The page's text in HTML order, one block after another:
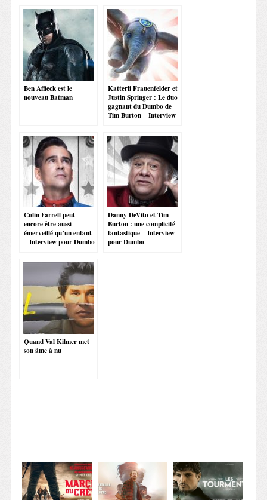
Ben Affleck est le
nouveau Batman
Katterli Frauenfelder et
Justin Springer : Le duo
gagnant du Dumbo de
Tim Burton – Interview
Colin Farrell peut
encore être aussi
émerveillé qu’un enfant
– Interview pour Dumbo
Danny DeVito et Tim
Burton : une complicité
fantastique – Interview
pour Dumbo
Quand Val Kilmer met
son âme à nu